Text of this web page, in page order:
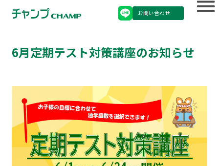
お問い合わせ
6月定期テスト対策講座のお知らせ